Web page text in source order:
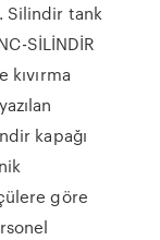
Silindir tank
SİLİNDİR
kıvırma
kapağı
göre